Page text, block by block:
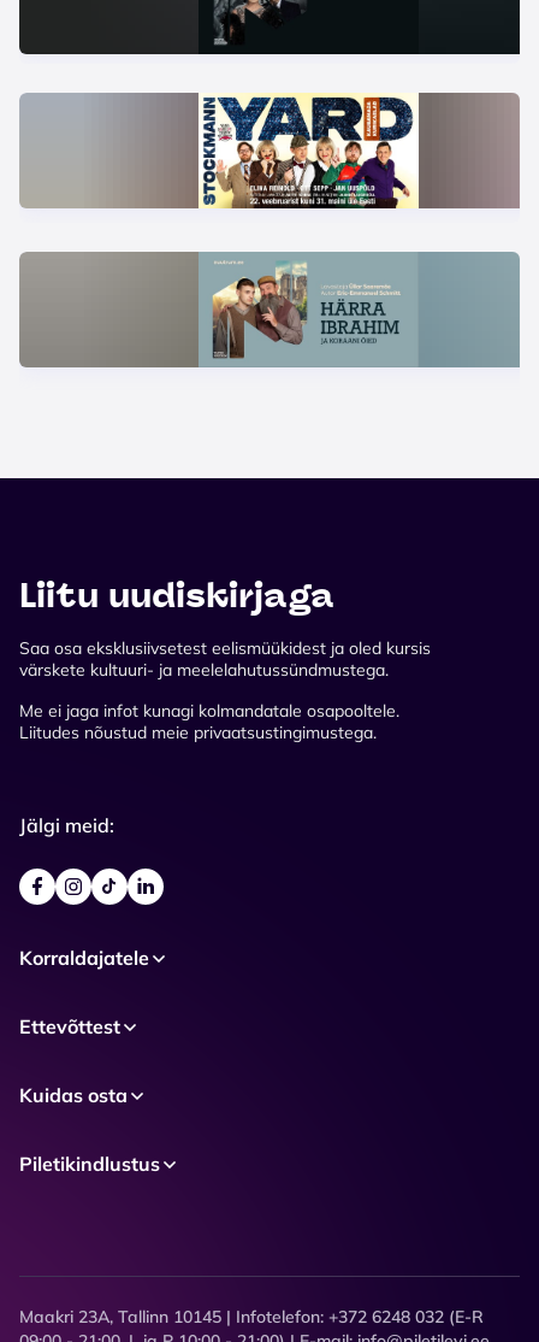
Liitu uudiskirjaga
Saa osa eksklusiivsetest eelismüükidest ja oled kursis
värskete kultuuri- ja meelelahutussündmustega.
Me ei jaga infot kunagi kolmandatale osapooltele.
Liitudes nõustud meie privaatsustingimustega.
Jälgi meid:
Korraldajatele
Ettevõttest
Kuidas osta
Piletikindlustus
Maakri 23A, Tallinn 10145 | Infotelefon: +372 6248 032 (E-R